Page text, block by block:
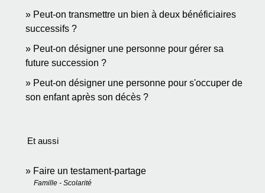
Peut-on transmettre un bien à deux bénéficiaires
successifs ?
Peut-on désigner une personne pour gérer sa
future succession ?
Peut-on désigner une personne pour s'occuper de
son enfant après son décès ?
Et aussi
Faire un testament-partage
Famille - Scolarité